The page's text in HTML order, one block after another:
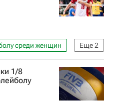
Еще2
среди женщин
(FIVB)
1/8